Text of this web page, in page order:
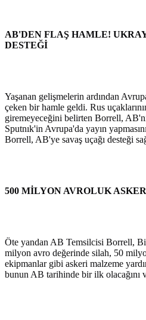
AB'DEN FLAŞ HAMLE!
DESTEĞİ
Yaşanan gelişmelerin ardından
çeken bir hamle geldi. Rus
giremeyeceğini belirten Borrell,
Sputnık'in Avrupa'da yayın
Borrell, AB'ye savaş uçağı desteği
500 MİLYON AVROLUK
Öte yandan AB Temsilcisi Borrell,
milyon avro değerinde silah, 50
ekipmanlar gibi askeri malzeme
bunun AB tarihinde bir ilk olacağını